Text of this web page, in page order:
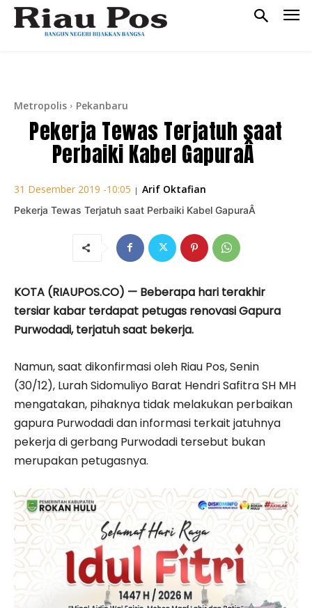
Metropolis Pekanbaru
Pekerja Tewas Terjatuh saat
Perbaiki Kabel GapuraÂ
31 Desember 2019 -10:05 | Arif Oktafian
Pekerja Tewas Terjatuh saat Perbaiki Kabel GapuraÂ
KOTA (RIAUPOS.CO) — Beberapa hari terakhir
tersiar kabar terdapat petugas renovasi Gapura
Purwodadi, terjatuh saat bekerja.
Namun, saat dikonfirmasi oleh Riau Pos, Senin
(30/12), Lurah Sidomuliyo Barat Hendri Safitra SH MH
mengatakan, pihaknya tidak melakukan perbaikan
gapura Purwodadi dan informasi terkait jatuhnya
pekerja di gerbang Purwodadi tersebut bukan
merupakan petugasnya.